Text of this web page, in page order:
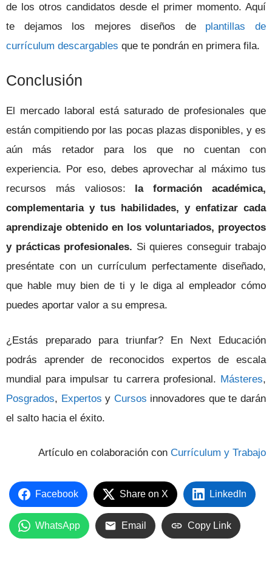
de los otros candidatos desde el primer momento. Aquí
te dejamos los mejores diseños de plantillas de
currículum descargables que te pondrán en primera fila.
Conclusión
El mercado laboral está saturado de profesionales que
están compitiendo por las pocas plazas disponibles, y es
aún más retador para los que no cuentan con
experiencia.
Por eso, debes aprovechar al máximo tus
recursos más valiosos:
la formación académica,
complementaria y tus habilidades, y enfatizar cada
aprendizaje obtenido en los voluntariados, proyectos
y prácticas profesionales. Si quieres conseguir trabajo
preséntate con un currículum perfectamente diseñado,
que hable muy bien de ti y le diga al empleador cómo
puedes aportar valor a su empresa.
¿Estás preparado para triunfar? En Next Educación
podrás aprender de reconocidos expertos de escala
mundial para impulsar tu carrera profesional. Másteres,
Posgrados, Expertos y Cursos innovadores que te darán
el salto hacia el éxito.
Artículo en colaboración con Currículum y Trabajo
Facebook Share on X LinkedIn
WhatsApp Email Copy Link